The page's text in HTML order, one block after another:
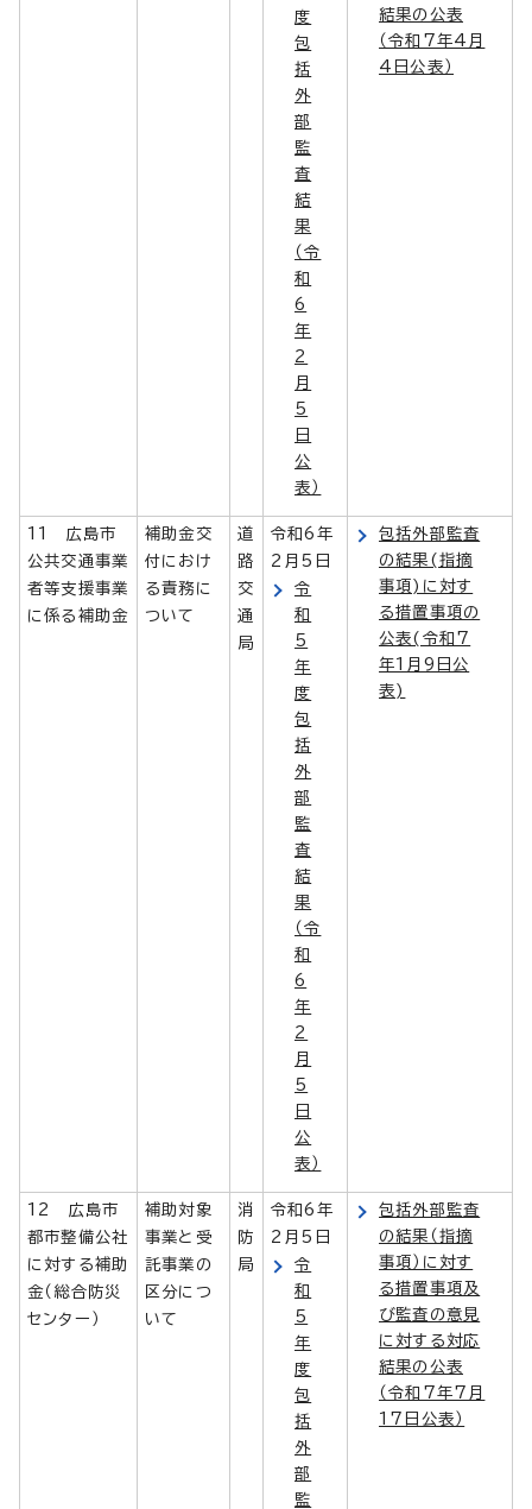
度
包
括
外
部
監
査
結
果
（令
和
6
年
2
月
5
日
公
表）
結果の公表
（令和7年4月
4日公表）
11 広島市
公共交通事業
者等支援事業
に係る補助金
補助金交
付におけ
る責務に
ついて
道
路
交
通
局
令和6年
2月5日
令
和
5
年
度
包
括
外
部
監
査
結
果
（令
和
6
年
2
月
5
日
公
表）
包括外部監査
の結果(指摘
事項)に対す
る措置事項の
公表(令和7
年1月9日公
表)
12 広島市
都市整備公社
に対する補助
金（総合防災
センター）
補助対象
事業と受
託事業の
区分につ
いて
消
防
局
令和6年
2月5日
令
和
5
年
度
包
括
外
部
監
包括外部監査
の結果（指摘
事項）に対す
る措置事項及
び監査の意見
に対する対応
結果の公表
（令和7年7月
17日公表）